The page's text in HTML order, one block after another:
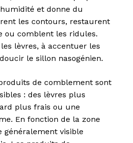
et donne du
les contours, restaurent
ou comblent les ridules.
lèvres, à accentuer les
le sillon nasogénien.
de comblement sont
: des lèvres plus
plus frais ou une
En fonction de la zone
généralement visible